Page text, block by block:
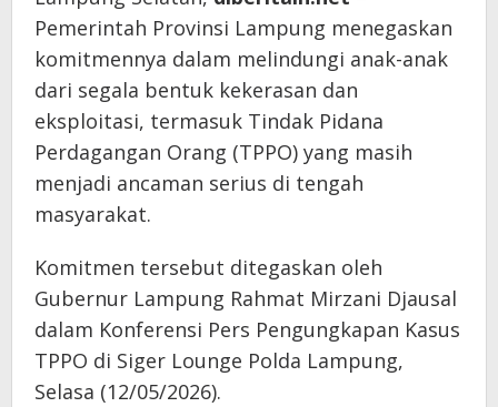
Pemerintah Provinsi Lampung menegaskan
komitmennya dalam melindungi anak-anak
dari segala bentuk kekerasan dan
eksploitasi, termasuk Tindak Pidana
Perdagangan Orang (TPPO) yang masih
menjadi ancaman serius di tengah
masyarakat.
Komitmen tersebut ditegaskan oleh
Gubernur Lampung Rahmat Mirzani Djausal
dalam Konferensi Pers Pengungkapan Kasus
TPPO di Siger Lounge Polda Lampung,
Selasa (12/05/2026).